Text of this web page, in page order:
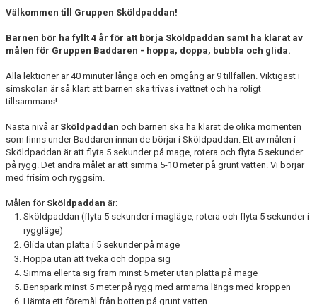
Välkommen till Gruppen Sköldpaddan!
Barnen bör ha fyllt 4 år för att börja Sköldpaddan samt ha klarat av
målen för Gruppen Baddaren - hoppa, doppa, bubbla och glida.
Alla lektioner är 40 minuter långa och en omgång är 9 tillfällen. Viktigast i
simskolan är så klart att barnen ska trivas i vattnet och ha roligt
tillsammans!
Nästa nivå är Sköldpaddan och barnen ska ha klarat de olika momenten
som finns under Baddaren innan de börjar i Sköldpaddan. Ett av målen i
Sköldpaddan är att flyta 5 sekunder på mage, rotera och flyta 5 sekunder
på rygg. Det andra målet är att simma 5-10 meter på grunt vatten. Vi börjar
med frisim och ryggsim.
Målen för Sköldpaddan är:
Sköldpaddan (flyta 5 sekunder i magläge, rotera och flyta 5 sekunder i
ryggläge)
Glida utan platta i 5 sekunder på mage
Hoppa utan att tveka och doppa sig
Simma eller ta sig fram minst 5 meter utan platta på mage
Benspark minst 5 meter på rygg med armarna längs med kroppen
Hämta ett föremål från botten på grunt vatten